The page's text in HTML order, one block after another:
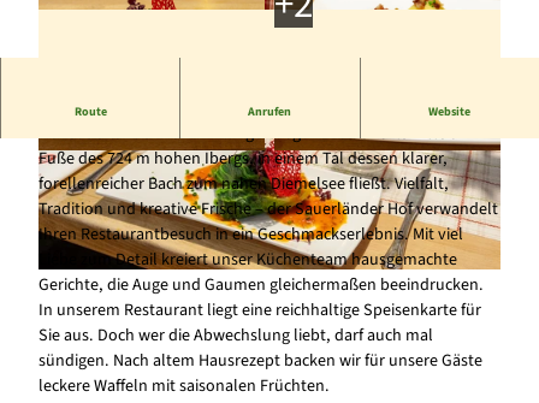
© Hotel Sauerländer Hof | CC-BY-SA
© Hotel Sauerländer Hof |CC-BY-SA © Hotel Sauerländer Hof | CC-BY-SA
Route Anrufen Website
Regionale deutsche Küche in rustikaler Atmosphäre
Der Sauerländer Hof in Willingen liegt nahe der Ortsmitte am
Fuße des 724 m hohen Ibergs, in einem Tal dessen klarer,
forellenreicher Bach zum nahen Diemelsee fließt. Vielfalt,
Tradition und kreative Frische – der Sauerländer Hof verwandelt
Ihren Restaurantbesuch in ein Geschmackserlebnis. Mit viel
Liebe zum Detail kreiert unser Küchenteam hausgemachte
Gerichte, die Auge und Gaumen gleichermaßen beeindrucken.
In unserem Restaurant liegt eine reichhaltige Speisenkarte für
Sie aus. Doch wer die Abwechslung liebt, darf auch mal
sündigen. Nach altem Hausrezept backen wir für unsere Gäste
leckere Waffeln mit saisonalen Früchten.